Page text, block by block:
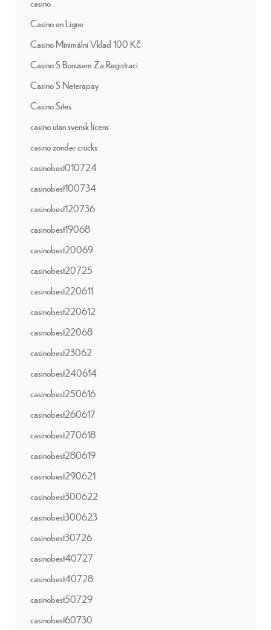
Casino en Ligne
Casino Minimální Vklad 100 Kč
Casino S Bonusem Za Registraci
Casino S Neterapay
Casino Sites
casino utan svensk licens
casino zonder crucks
casinobest010724
casinobest100734
casinobest120736
casinobest19068
casinobest20069
casinobest20725
casinobest220611
casinobest220612
casinobest22068
casinobest23062
casinobest240614
casinobest250616
casinobest260617
casinobest270618
casinobest280619
casinobest290621
casinobest300622
casinobest300623
casinobest30726
casinobest40727
casinobest40728
casinobest50729
casinobest60730